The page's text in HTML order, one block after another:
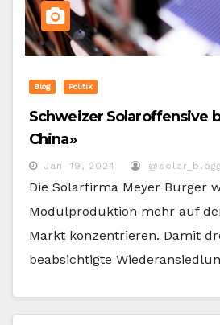
Blog Politik
Schweizer Solaroffensive
China»
Jan. 19, 2024
Die Solarfirma Meyer Burger
Modulproduktion mehr auf
Markt konzentrieren. Damit
beabsichtigte